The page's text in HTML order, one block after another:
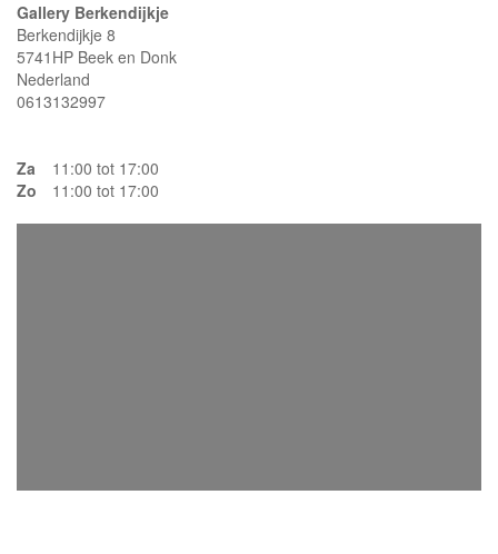
Gallery Berkendijkje
Berkendijkje 8
5741HP Beek en Donk
Nederland
0613132997
Za
11:00 tot 17:00
Zo
11:00 tot 17:00